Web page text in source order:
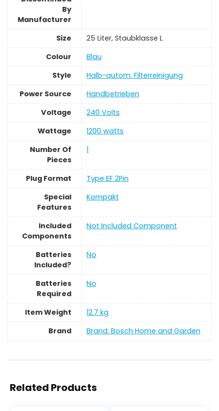
By
Manufacturer
Size
‎25 Liter, Staubklasse L
Colour
‎Blau
Style
‎Halb-autom. Filterreinigung
Power Source
‎Handbetrieben
Voltage
‎240 Volts
Wattage
‎1200 watts
Number Of
Pieces
‎1
Plug Format
‎Type EF 2Pin
Special
Features
‎Kompakt
Included
Components
‎Not Included Component
Batteries
Included?
‎No
Batteries
Required
‎No
Item Weight
‎12.7 kg
Brand
Brand: Bosch Home and Garden
Related Products